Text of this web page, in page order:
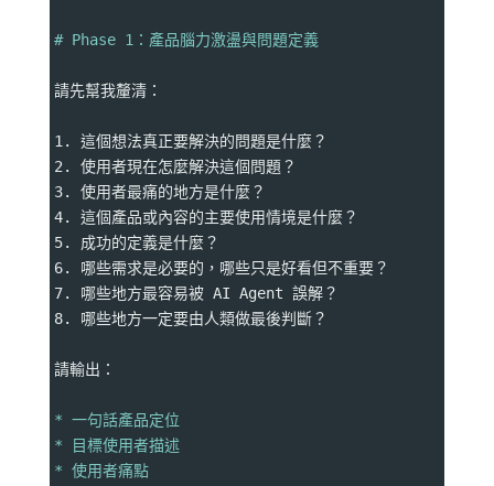
# Phase 1：產品腦力激盪與問題定義
請先幫我釐清：
1. 這個想法真正要解決的問題是什麼？
2. 使用者現在怎麼解決這個問題？
3. 使用者最痛的地方是什麼？
4. 這個產品或內容的主要使用情境是什麼？
5. 成功的定義是什麼？
6. 哪些需求是必要的，哪些只是好看但不重要？
7. 哪些地方最容易被 AI Agent 誤解？
8. 哪些地方一定要由人類做最後判斷？
請輸出：
* 一句話產品定位
* 目標使用者描述
* 使用者痛點